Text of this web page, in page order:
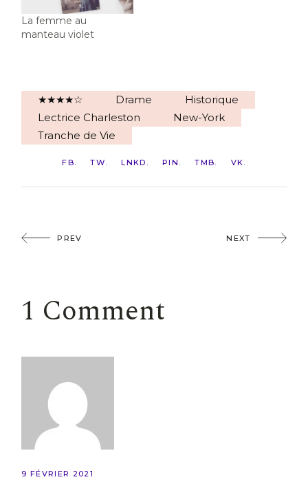
La femme au
manteau violet
★★★★☆ Drame
Historique
Lectrice Charleston
New-York
Tranche de Vie
FB TW LNKD PIN TMB VK
PREV NEXT
1 Comment
9 FÉVRIER 2021